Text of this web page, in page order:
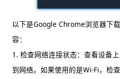
以下是Google Chrome浏览器下
容：
1. 检查网络连接状态：查看设备
到网络。如果使用的是Wi-Fi，检